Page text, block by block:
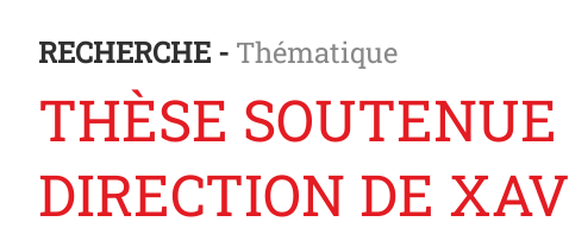
RECHERCHE - Thématique
THÈSE
DIRECTION DE